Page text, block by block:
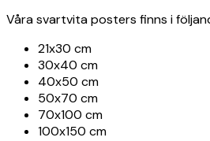
Våra svartvita posters finns i
21x30 cm
30x40 cm
40x50 cm
50x70 cm
70x100 cm
100x150 cm